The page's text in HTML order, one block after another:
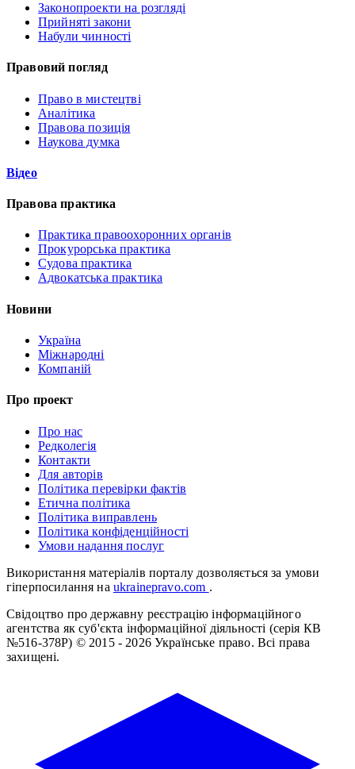
Законопроекти на розгляді
Прийняті закони
Набули чинності
Правовий погляд
Право в мистецтві
Аналітика
Правова позиція
Наукова думка
Відео
Правова практика
Практика правоохоронних органів
Прокурорська практика
Судова практика
Адвокатська практика
Новини
Україна
Міжнародні
Компаній
Про проект
Про нас
Редколегія
Контакти
Для авторів
Політика перевірки фактів
Етична політика
Політика виправлень
Політика конфіденційності
Умови надання послуг
Використання матеріалів порталу дозволяється за умови
гіперпосилання на ukrainepravo.com .
Свідоцтво про державну реєстрацію інформаційного
агентства як суб'єкта інформаційної діяльності (серія КВ
№516-378Р) © 2015 - 2026 Українське право. Всі права
захищені.